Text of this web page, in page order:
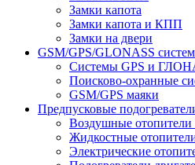
Замки капота
Замки капота и КПП
Замки на двери
GSM/GPS/GLONASS
Системы GPS и
Поисково-охранные
GSM/GPS маяки
Предпусковые
Воздушные отопители
Жидкостные
Электрические